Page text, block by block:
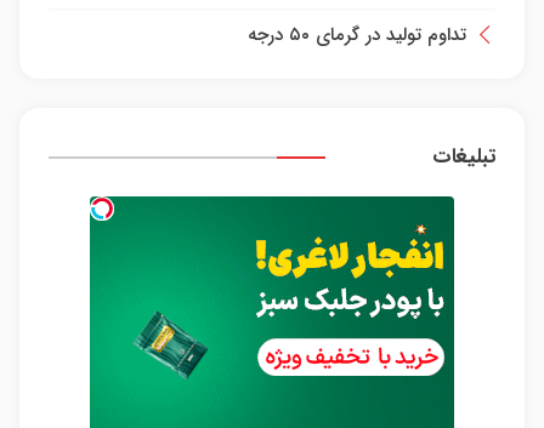
تداوم تولید در گرمای ۵۰ درجه
تبلیغات